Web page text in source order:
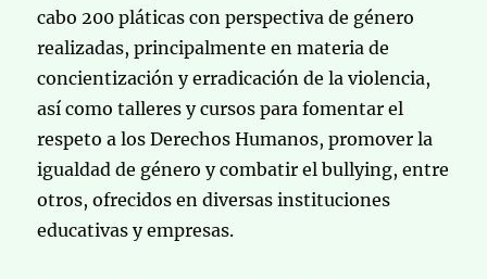
cabo 200 pláticas con perspectiva de género
realizadas, principalmente en materia de
concientización y erradicación de la violencia,
así como talleres y cursos para fomentar el
respeto a los Derechos Humanos, promover la
igualdad de género y combatir el bullying, entre
otros, ofrecidos en diversas instituciones
educativas y empresas.